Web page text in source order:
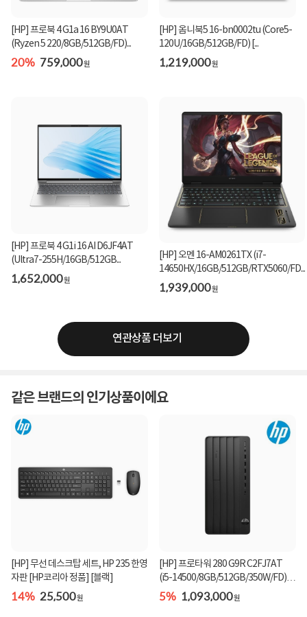
[HP] 프로북 4 G1a 16 BY9U0AT
(Ryzen 5 220/8GB/512GB/FD)...
20% 759,000원
[HP] 옴니북5 16-bn0002tu (Core5-
120U/16GB/512GB/FD) [...
1,219,000원
[HP] 프로북 4 G1i 16 AI D6JF4AT
(Ultra7-255H/16GB/512GB...
1,652,000원
[HP] 오멘 16-AM0261TX (i7-
14650HX/16GB/512GB/RTX5060/FD...
1,939,000원
연관상품 더보기
같은 브랜드의 인기상품이에요
[HP] 무선 데스크탑 세트, HP 235 한영
자판 [HP코리아 정품] [블랙]
14% 25,500원
[HP] 프로타워 280 G9R C2FJ7AT
(i5-14500/8GB/512GB/350W/FD)
[기본제품]★오직 컴...
5% 1,093,000원